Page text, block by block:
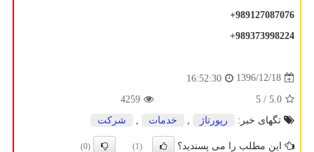
+989127087076
+989373998224
1396/12/18
16:52:30
5.0
/ 5
4259
تگهای خبر:
رپورتاژ خدمات شركت
این مطلب را می پسندید؟ (1)
(0)